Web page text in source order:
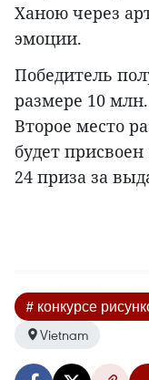
Ханою через
эмоции.
Победитель
размере 10
Второе место
будет
24 приза за
# конкурсе
Vietnam